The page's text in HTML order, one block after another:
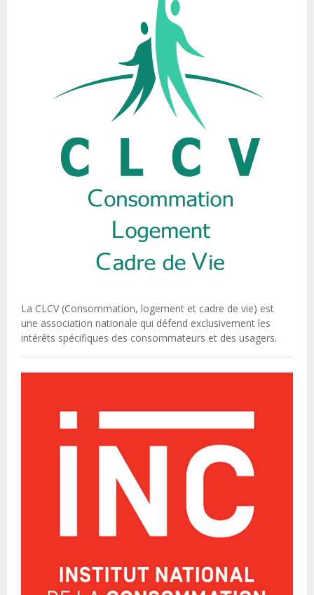
La CLCV (Consommation, logement et cadre de vie) est
une association nationale qui défend exclusivement les
intérêts spécifiques des consommateurs et des usagers.